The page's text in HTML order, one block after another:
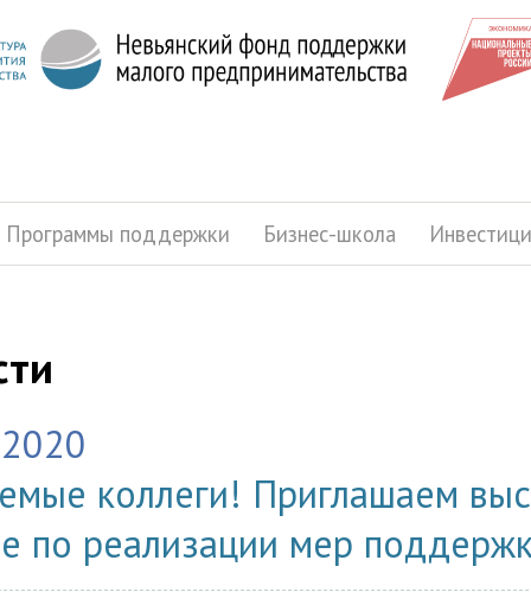
Программы поддержки Бизнес-школа
коллеги! Приглашаем
по реализации мер